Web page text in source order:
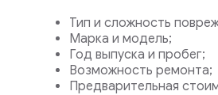
Тип и сложность
Марка и модель;
Год выпуска и пробег;
Возможность ремонта;
Предварительная